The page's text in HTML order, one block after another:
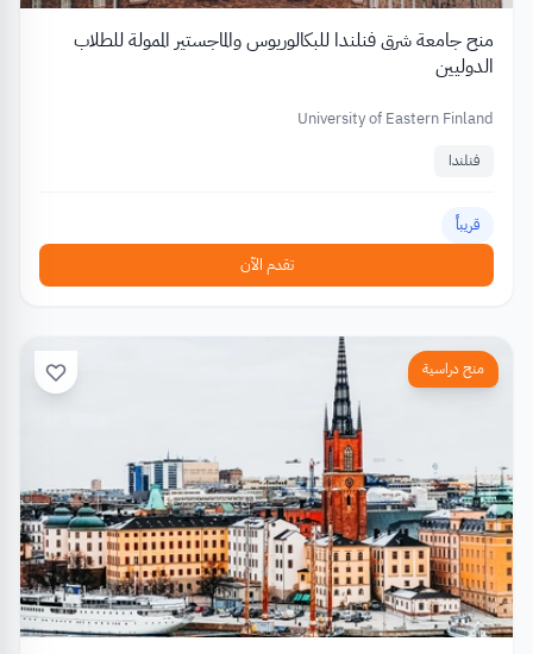
منح جامعة شرق فنلندا للبكالوريوس والماجستير الممولة للطلاب
الدوليين
University of Eastern Finland
فنلندا
قريباً
تقدم الآن
منح دراسية